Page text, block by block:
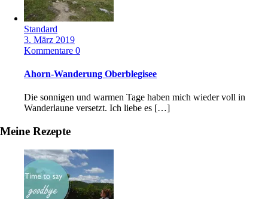
Standard
3. März 2019
Kommentare 0
Ahorn-Wanderung Oberblegisee
Die sonnigen und warmen Tage haben mich wieder voll in
Wanderlaune versetzt. Ich liebe es […]
Meine Rezepte